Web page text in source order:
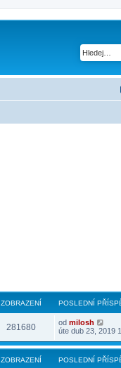
ZOBRAZENÍ POSLEDNÍ
281680 od milosh
úte dub 23, 2019
ZOBRAZENÍ POSLEDNÍ